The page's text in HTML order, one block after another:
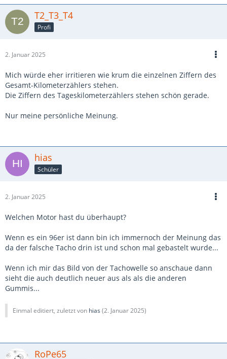
T2_T3_T4
Profi
2. Januar 2025
Mich würde eher irritieren wie krum die einzelnen Ziffern des
Gesamt-Kilometerzählers stehen.
Die Ziffern des Tageskilometerzählers stehen schön gerade.
Nur meine persönliche Meinung.
hias
Schüler
2. Januar 2025
Welchen Motor hast du überhaupt?
Wenn es ein 96er ist dann bin ich immernoch der Meinung das
da der falsche Tacho drin ist und schon mal gebastelt wurde...
Wenn ich mir das Bild von der Tachowelle so anschaue dann
sieht die auch deutlich neuer aus als als die anderen
Gummis...
Einmal editiert, zuletzt von hias (2. Januar 2025)
RoPe65